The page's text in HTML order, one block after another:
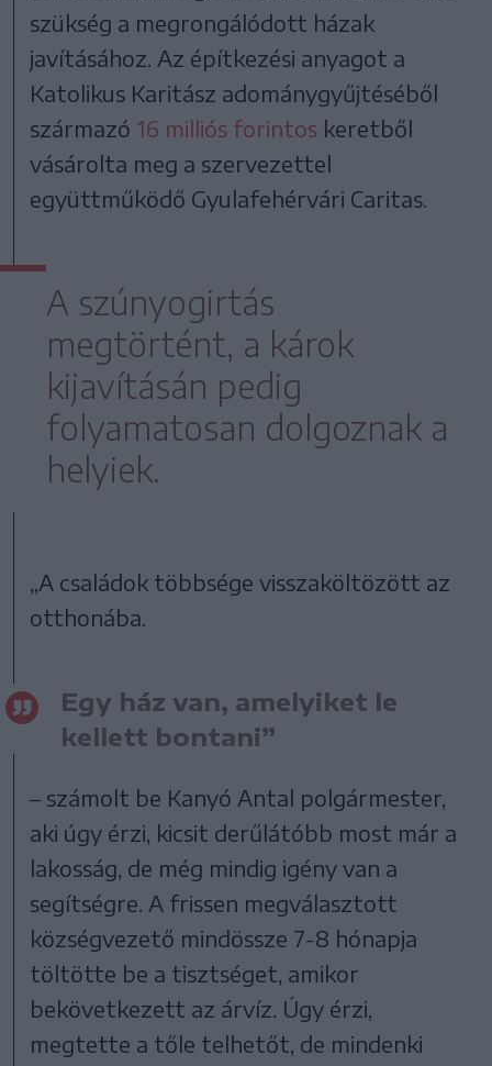
szükség a megrongálódott házak
javításához. Az építkezési anyagot a
Katolikus Karitász adománygyűjtéséből
származó 16 milliós forintos keretből
vásárolta meg a szervezettel
együttműködő Gyulafehérvári Caritas.
A szúnyogirtás
megtörtént, a károk
kijavításán pedig
folyamatosan dolgoznak a
helyiek.
„A családok többsége visszaköltözött az
otthonába.
Egy ház van, amelyiket le
kellett bontani”
– számolt be Kanyó Antal polgármester,
aki úgy érzi, kicsit derűlátóbb most már a
lakosság, de még mindig igény van a
segítségre. A frissen megválasztott
községvezető mindössze 7-8 hónapja
töltötte be a tisztséget, amikor
bekövetkezett az árvíz. Úgy érzi,
megtette a tőle telhetőt, de mindenki